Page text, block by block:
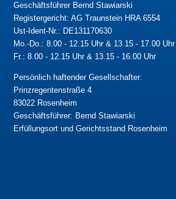
Geschäftsführer Bernd Stawiarski
Registergericht: AG Traunstein HRA 6554
Ust-Ident-Nr.: DE131170630
Mo.-Do.: 8.00 - 12.15 Uhr & 13.15 - 17.00 Uhr
Fr.: 8.00 - 12.15 Uhr & 13.15 - 16.00 Uhr
Persönlich haftender Gesellschafter:
Prinzregentenstraße 4
83022 Rosenheim
Geschäftsführer: Bernd Stawiarski
Erfüllungsort und Gerichtsstand Rosenheim